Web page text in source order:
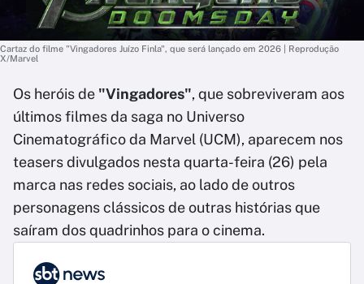
Cartaz do filme "Vingadores Juízo Finla", que será lançado em 2026 | Reprodução
X/Marvel
Os heróis de "Vingadores", que sobreviveram aos
últimos filmes da saga no Universo
Cinematográfico da Marvel (UCM), aparecem nos
teasers divulgados nesta quarta-feira (26) pela
marca nas redes sociais, ao lado de outros
personagens clássicos de outras histórias que
saíram dos quadrinhos para o cinema.